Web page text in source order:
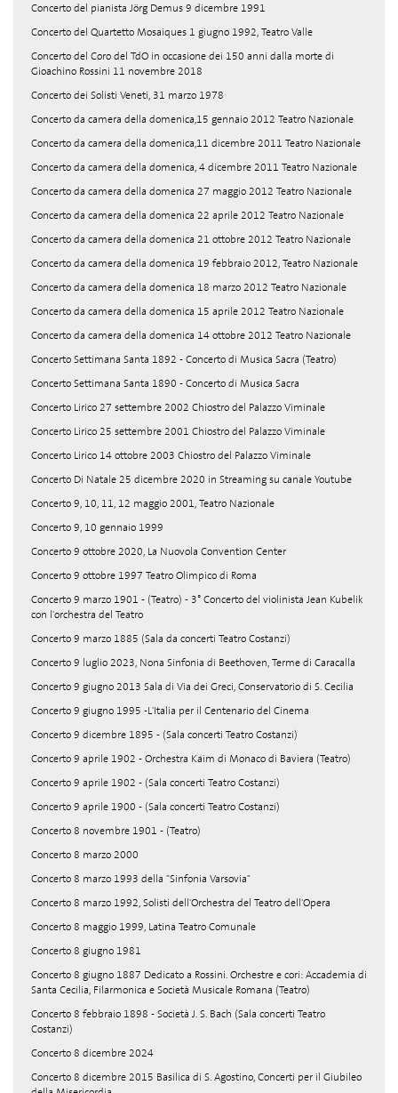
Concerto del pianista Jörg Demus 9 dicembre 1991
Concerto del Quartetto Mosaiques 1 giugno 1992, Teatro Valle
Concerto del Coro del TdO in occasione dei 150 anni dalla morte di
Gioachino Rossini 11 novembre 2018
Concerto dei Solisti Veneti, 31 marzo 1978
Concerto da camera della domenica,15 gennaio 2012 Teatro Nazionale
Concerto da camera della domenica,11 dicembre 2011 Teatro Nazionale
Concerto da camera della domenica, 4 dicembre 2011 Teatro Nazionale
Concerto da camera della domenica 27 maggio 2012 Teatro Nazionale
Concerto da camera della domenica 22 aprile 2012 Teatro Nazionale
Concerto da camera della domenica 21 ottobre 2012 Teatro Nazionale
Concerto da camera della domenica 19 febbraio 2012, Teatro Nazionale
Concerto da camera della domenica 18 marzo 2012 Teatro Nazionale
Concerto da camera della domenica 15 aprile 2012 Teatro Nazionale
Concerto da camera della domenica 14 ottobre 2012 Teatro Nazionale
Concerto Settimana Santa 1892 - Concerto di Musica Sacra (Teatro)
Concerto Settimana Santa 1890 - Concerto di Musica Sacra
Concerto Lirico 27 settembre 2002 Chiostro del Palazzo Viminale
Concerto Lirico 25 settembre 2001 Chiostro del Palazzo Viminale
Concerto Lirico 14 ottobre 2003 Chiostro del Palazzo Viminale
Concerto Di Natale 25 dicembre 2020 in Streaming su canale Youtube
Concerto 9, 10, 11, 12 maggio 2001, Teatro Nazionale
Concerto 9, 10 gennaio 1999
Concerto 9 ottobre 2020, La Nuovola Convention Center
Concerto 9 ottobre 1997 Teatro Olimpico di Roma
Concerto 9 marzo 1901 - (Teatro) - 3° Concerto del violinista Jean Kubelik
con l'orchestra del Teatro
Concerto 9 marzo 1885 (Sala da concerti Teatro Costanzi)
Concerto 9 luglio 2023, Nona Sinfonia di Beethoven, Terme di Caracalla
Concerto 9 giugno 2013 Sala di Via dei Greci, Conservatorio di S. Cecilia
Concerto 9 giugno 1995 -L'Italia per il Centenario del Cinema
Concerto 9 dicembre 1895 - (Sala concerti Teatro Costanzi)
Concerto 9 aprile 1902 - Orchestra Kaim di Monaco di Baviera (Teatro)
Concerto 9 aprile 1902 - (Sala concerti Teatro Costanzi)
Concerto 9 aprile 1900 - (Sala concerti Teatro Costanzi)
Concerto 8 novembre 1901 - (Teatro)
Concerto 8 marzo 2000
Concerto 8 marzo 1993 della "Sinfonia Varsovia"
Concerto 8 marzo 1992, Solisti dell'Orchestra del Teatro dell'Opera
Concerto 8 maggio 1999, Latina Teatro Comunale
Concerto 8 giugno 1981
Concerto 8 giugno 1887 Dedicato a Rossini. Orchestre e cori: Accademia di
Santa Cecilia, Filarmonica e Società Musicale Romana (Teatro)
Concerto 8 febbraio 1898 - Società J. S. Bach (Sala concerti Teatro
Costanzi)
Concerto 8 dicembre 2024
Concerto 8 dicembre 2015 Basilica di S. Agostino, Concerti per il Giubileo